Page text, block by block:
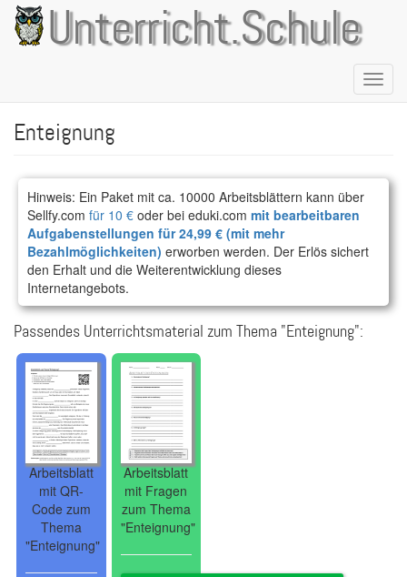
Direkt
zum
Inhalt
Unterricht.Schule
Enteignung
Hinweis: Ein Paket mit ca. 10000 Arbeitsblättern kann über
Sellfy.com für 10 € oder bei eduki.com mit bearbeitbaren
Aufgabenstellungen für 24,99 € (mit mehr
Bezahlmöglichkeiten) erworben werden. Der Erlös sichert
den Erhalt und die Weiterentwicklung dieses
Internetangebots.
Passendes Unterrichtsmaterial zum Thema "Enteignung":
Arbeitsblatt
mit QR-
Code zum
Thema
"Enteignung"
Arbeitsblatt
mit Fragen
zum Thema
"Enteignung"